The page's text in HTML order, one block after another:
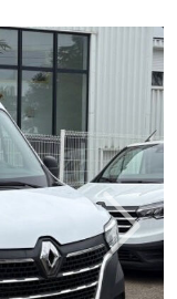
Next